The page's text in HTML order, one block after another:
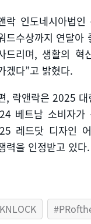
락 인도네시아법인
드수상까지 연달아
드리며, 생활의 혁
겠다”고 밝혔다.
, 락앤락은 2025
베트남 소비자가
레드닷 디자인
력을 인정받고 있다.